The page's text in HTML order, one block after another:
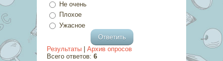
Не очень
Плохое
Ужасное
Результаты
Архив опросов
Всего ответов: 6